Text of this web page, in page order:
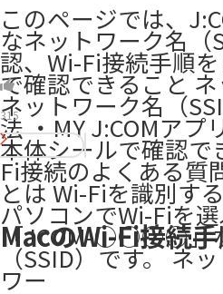
このページでは、
なネットワーク名（
認、Wi-Fi接続手順
で確認できること
ネットワーク名（
法 ・MY J:COMアプ
本体シールで確認で
Fi接続のよくある質
とは Wi-Fiを識別す
パソコンでWi-Fiを
「JCOM-○○○○」
（SSID）です。 ネ
ワー
315
MacのWi-Fi接続